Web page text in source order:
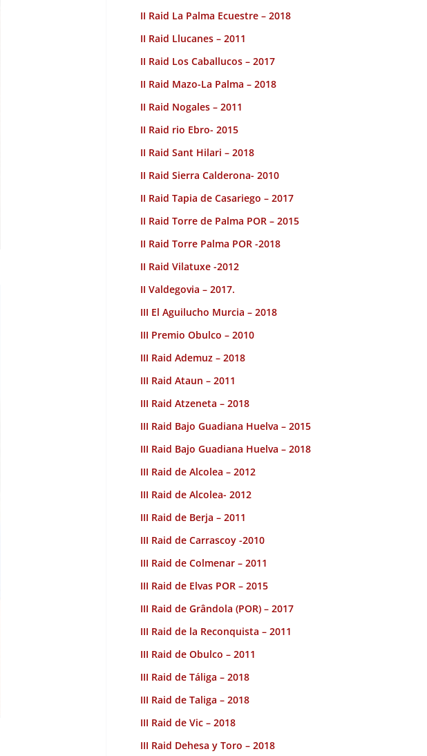
II Raid La Palma Ecuestre – 2018
II Raid Llucanes – 2011
II Raid Los Caballucos – 2017
II Raid Mazo-La Palma – 2018
II Raid Nogales – 2011
II Raid rio Ebro- 2015
II Raid Sant Hilari – 2018
II Raid Sierra Calderona- 2010
II Raid Tapia de Casariego – 2017
II Raid Torre de Palma POR – 2015
II Raid Torre Palma POR -2018
II Raid Vilatuxe -2012
II Valdegovia – 2017.
III El Aguilucho Murcia – 2018
III Premio Obulco – 2010
III Raid Ademuz – 2018
III Raid Ataun – 2011
III Raid Atzeneta – 2018
III Raid Bajo Guadiana Huelva – 2015
III Raid Bajo Guadiana Huelva – 2018
III Raid de Alcolea – 2012
III Raid de Alcolea- 2012
III Raid de Berja – 2011
III Raid de Carrascoy -2010
III Raid de Colmenar – 2011
III Raid de Elvas POR – 2015
III Raid de Grândola (POR) – 2017
III Raid de la Reconquista – 2011
III Raid de Obulco – 2011
III Raid de Táliga – 2018
III Raid de Taliga – 2018
III Raid de Vic – 2018
III Raid Dehesa y Toro – 2018